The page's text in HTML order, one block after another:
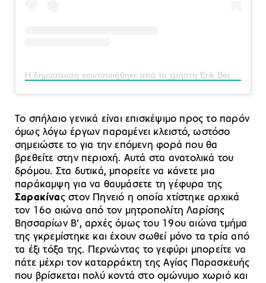
Η δημοσίευση κοινοποιήθηκε από το χρήστη Erik Bergrin (@erikbergrin)
Το σπήλαιο γενικά είναι επισκέψιμο προς το παρόν
όμως λόγω έργων παραμένει κλειστό, ωστόσο
σημειώστε το για την επόμενη φορά που θα
βρεθείτε στην περιοχή. Αυτά στα ανατολικά του
δρόμου. Στα δυτικά, μπορείτε να κάνετε μια
παράκαμψη για να θαυμάσετε τη γέφυρα της
Σαρακίνας στον Πηνειό η οποία χτίστηκε αρχικά
τον 16ο αιώνα από τον μητροπολίτη Λαρίσης
Βησσαρίων Β’, αρχές όμως του 19ου αιώνα τμήμα
της γκρεμίστηκε και έχουν σωθεί μόνο τα τρία από
τα έξι τόξα της. Περνώντας το γεφύρι μπορείτε να
πάτε μέχρι τον καταρράκτη της Αγίας Παρασκευής
που βρίσκεται πολύ κοντά στο ομώνυμο χωριό και